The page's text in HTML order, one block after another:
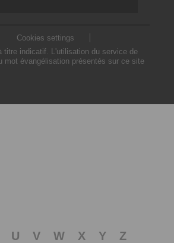
Cookies settings
indicatif. L'utilisation du service de
mot évangélisation présentés sur ce site
U V W X Y
Z